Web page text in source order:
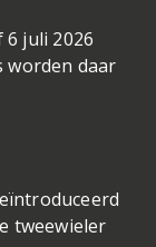
6 juli 2026
worden daar
tweewieler